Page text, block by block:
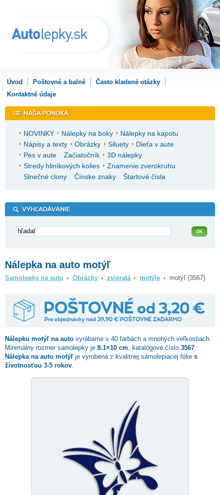
Úvod Poštovné a balné
Často kladené otázky
Kontaktné údaje
NOVINKY Nálepky na boky
Nálepky na kapotu
Nápisy a texty
Obrázky Siluety
Dieťa v aute
Pes v aute
Začiatočník
3D nálepky
Stredy hliníkových kolies
Znamenie zverokruhu
Slnečné clony
Čínske znaky Štartové čísla
Nálepka na auto motýľ
Samolepky na auto Obrázky zvieratá motýle motýľ (3567)
Nálepku motýľ na auto vyrábame v 40 farbách a mnohých veľkostiach.
Minimálny rozmer samolepky je 8.1×10 cm , katalógové číslo 3567
Nálepka na auto motýľ je vyrobená z kvalitnej samolepiacej fólie s
životnosťou 3-5 rokov